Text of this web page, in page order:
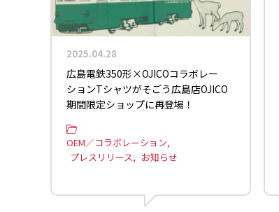
2025.04.28
広島電鉄350形×OJICOコラボレー
ションTシャツがそごう広島店OJICO
期間限定ショップに再登場！
OEM／コラボレーション
プレスリリース
お知らせ